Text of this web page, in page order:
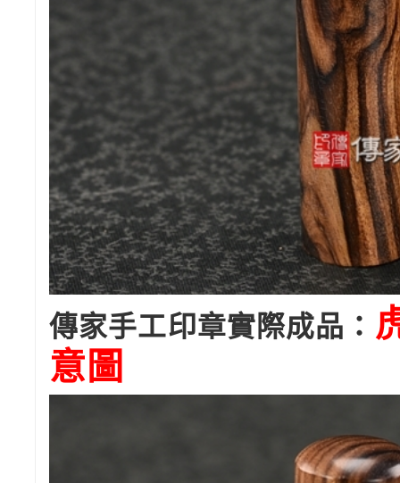
傳家手工印章實際成品：
意圖